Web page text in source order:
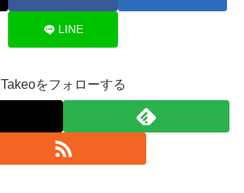
LINE
Takeoをフォローする